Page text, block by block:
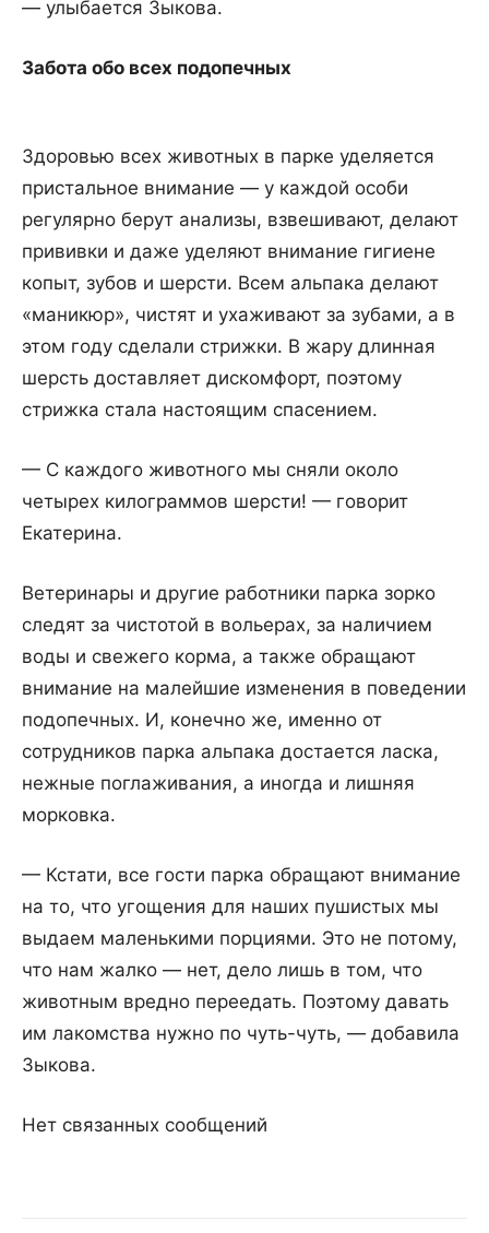
— улыбается Зыкова.
Забота обо всех подопечных
Здоровью всех животных в парке уделяется
пристальное внимание — у каждой особи
регулярно берут анализы, взвешивают, делают
прививки и даже уделяют внимание гигиене
копыт, зубов и шерсти. Всем альпака делают
«маникюр», чистят и ухаживают за зубами, а в
этом году сделали стрижки. В жару длинная
шерсть доставляет дискомфорт, поэтому
стрижка стала настоящим спасением.
— С каждого животного мы сняли около
четырех килограммов шерсти! — говорит
Екатерина.
Ветеринары и другие работники парка зорко
следят за чистотой в вольерах, за наличием
воды и свежего корма, а также обращают
внимание на малейшие изменения в поведении
подопечных. И, конечно же, именно от
сотрудников парка альпака достается ласка,
нежные поглаживания, а иногда и лишняя
морковка.
— Кстати, все гости парка обращают внимание
на то, что угощения для наших пушистых мы
выдаем маленькими порциями. Это не потому,
что нам жалко — нет, дело лишь в том, что
животным вредно переедать. Поэтому давать
им лакомства нужно по чуть-чуть, — добавила
Зыкова.
Нет связанных сообщений